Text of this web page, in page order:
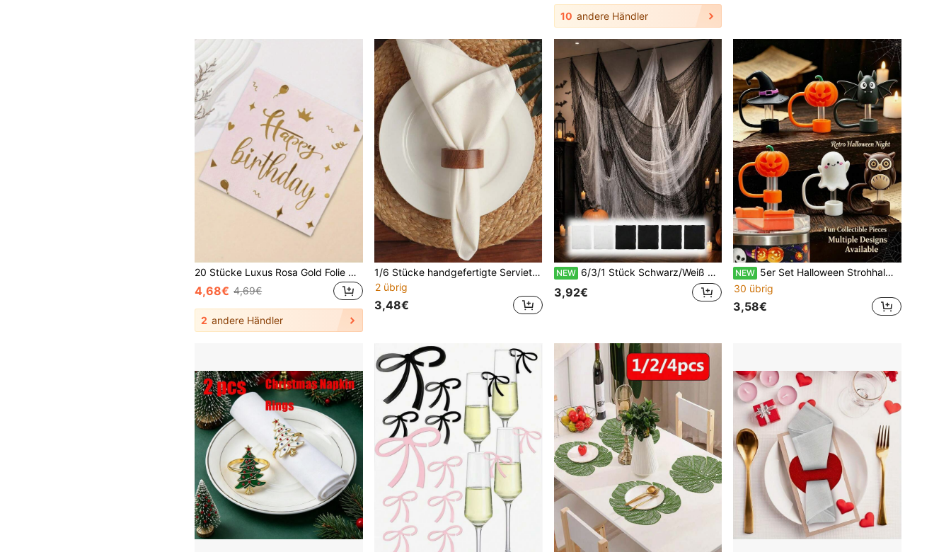
10 andere Händler
20 Stücke Luxus Rosa Gold Folie Krone Doppellagige Einweg-Papierservietten, geeignet für Geburtstagsfeiern, Abschlussfeiern, Valentinstag, Muttertag, Silvester Party Tischdekoration
4,68€ 4,69€
2 andere Händler
1/6 Stücke handgefertigte Servietten-Ringe, rustikale Vintage Holz Bauernhaus Servietten-Ring Halter, runde Servietten-Ringe im Großeinkauf für Weihnachten, Thanksgiving, Hochzeit, Party Tischdekoration
2 übrig
3,48€
NEW 6/3/1 Stück Schwarz/Weiß Halloween Grusel Gaze, Veranda Dekoration, 30x72 Zoll Halloween Tischdecke Gaze, geeignet für Halloween Heimdekoration und Gothic Hochzeitsbedarf
3,92€
NEW 5er Set Halloween Strohhalm Deckel, Silikon Strohhalm Kappen, Eule, weißer Geist, Kürbis Laterne, Fledermaus, Zauberhut Strohhalm Abdeckungen, geeignet für 30oz und 40oz Glasbecher mit Griffen, staubdichte wiederverwendbare Strohhalm Spitzen Abdeckungen, perfekt für Halloween Geschenke. Heimdekoration, Halloween Geschenke.
30 übrig
3,58€